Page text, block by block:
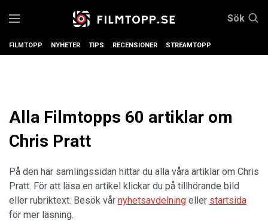
Sök
FILMTOPP NYHETER TIPS RECENSIONER STREAMTOPP
Alla Filmtopps 60 artiklar om
Chris Pratt
På den här samlingssidan hittar du alla våra artiklar om Chris
Pratt. För att läsa en artikel klickar du på tillhörande bild
eller rubriktext. Besök vår nyhetsavdelning eller startsida
för mer läsning.